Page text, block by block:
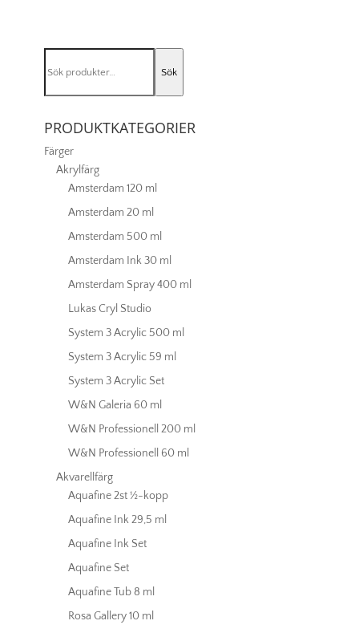
mängd
efter:
Sök
PRODUKTKATEGORIER
Färger
Akrylfärg
Amsterdam 120 ml
Amsterdam 20 ml
Amsterdam 500 ml
Amsterdam Ink 30 ml
Amsterdam Spray 400 ml
Lukas Cryl Studio
System 3 Acrylic 500 ml
System 3 Acrylic 59 ml
System 3 Acrylic Set
W&N Galeria 60 ml
W&N Professionell 200 ml
W&N Professionell 60 ml
Akvarellfärg
Aquafine 2st ½-kopp
Aquafine Ink 29,5 ml
Aquafine Ink Set
Aquafine Set
Aquafine Tub 8 ml
Rosa Gallery 10 ml